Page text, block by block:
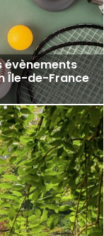
évènements
Île-de-France